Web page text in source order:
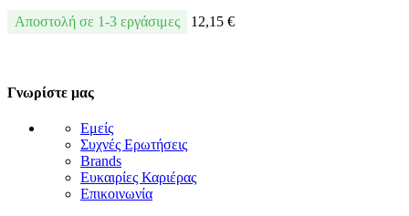
Αποστολή σε 1-3 εργάσιμες 12,15 €
Γνωρίστε μας
Εμείς
Συχνές Ερωτήσεις
Brands
Ευκαιρίες Καριέρας
Επικοινωνία